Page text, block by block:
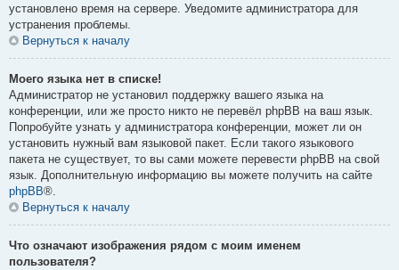
установлено время на сервере. Уведомите администратора для
устранения проблемы.
Вернуться к началу
Моего языка нет в списке!
Администратор не установил поддержку вашего языка на
конференции, или же просто никто не перевёл phpBB на ваш язык.
Попробуйте узнать у администратора конференции, может ли он
установить нужный вам языковой пакет. Если такого языкового
пакета не существует, то вы сами можете перевести phpBB на свой
язык. Дополнительную информацию вы можете получить на сайте
phpBB®.
Вернуться к началу
Что означают изображения рядом с моим именем
пользователя?